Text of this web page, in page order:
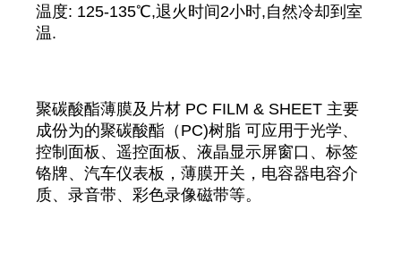
温度: 125-135℃,退火时间2小时,自然冷却到室
温.
聚碳酸酯薄膜及片材 PC FILM & SHEET 主要
成份为的聚碳酸酯（PC)树脂 可应用于光学、
控制面板、遥控面板、液晶显示屏窗口、标签
铬牌、汽车仪表板，薄膜开关，电容器电容介
质、录音带、彩色录像磁带等。